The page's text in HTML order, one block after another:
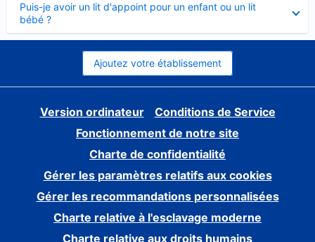
Puis-je avoir un lit d'appoint pour un enfant ou un lit
bébé ?
fermé
Ajoutez votre établissement
Version ordinateur
Conditions de Service
Fonctionnement de notre site
Charte de confidentialité
Gérer les paramètres relatifs aux cookies
Gérer les recommandations personnalisées
Charte relative à l'esclavage moderne
Charte relative aux droits humains